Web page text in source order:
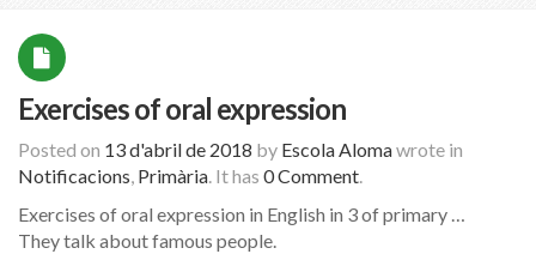
Exercises of oral expression
Posted on 13 d'abril de 2018 by Escola Alomawrote in
Notificacions, Primària. It has 0 Comment.
Exercises of oral expression in English in 3 of primary …
They talk about famous people.